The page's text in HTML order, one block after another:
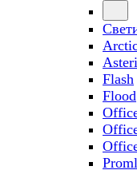
Flash
Flood